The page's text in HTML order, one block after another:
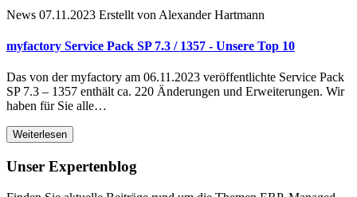
News 07.11.2023 Erstellt von Alexander Hartmann
myfactory Service Pack SP 7.3 / 1357 - Unsere Top 10
Das von der myfactory am 06.11.2023 veröffentlichte Service Pack
SP 7.3 – 1357 enthält ca. 220 Änderungen und Erweiterungen. Wir
haben für Sie alle…
Weiterlesen
Unser Expertenblog